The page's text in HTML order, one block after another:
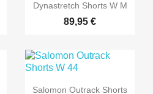
Dynastretch Shorts W M
89,95 €
Salomon Outrack Shorts